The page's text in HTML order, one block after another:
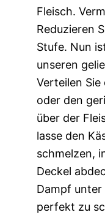
Fleisch.
Reduzieren
Stufe. Nun
unseren
Verteilen
oder den
über der
lasse den
schmelzen,
Deckel
Dampf unter
perfekt zu